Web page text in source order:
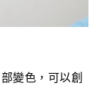
變色，可以創